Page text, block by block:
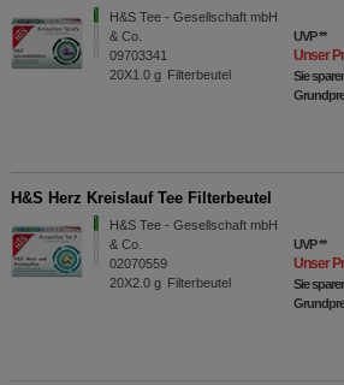
H&S Tee - Gesellschaft mbH
& Co.
09703341
20X1.0 g Filterbeutel
UVP**
Unser
Sie
H&S Herz Kreislauf Tee Filterbeutel
H&S Tee - Gesellschaft mbH
& Co.
02070559
20X2.0 g Filterbeutel
UVP**
Unser
Sie